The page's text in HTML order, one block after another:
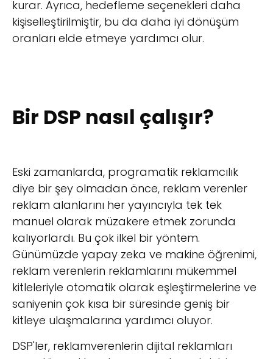
kurar. Ayrıca, hedefleme seçenekleri daha
kişiselleştirilmiştir, bu da daha iyi dönüşüm
oranları elde etmeye yardımcı olur.
Bir DSP nasıl çalışır?
Eski zamanlarda, programatik reklamcılık
diye bir şey olmadan önce, reklam verenler
reklam alanlarını her yayıncıyla tek tek
manuel olarak müzakere etmek zorunda
kalıyorlardı. Bu çok ilkel bir yöntem.
Günümüzde yapay zeka ve makine öğrenimi,
reklam verenlerin reklamlarını mükemmel
kitleleriyle otomatik olarak eşleştirmelerine ve
saniyenin çok kısa bir süresinde geniş bir
kitleye ulaşmalarına yardımcı oluyor.
DSP'ler, reklamverenlerin dijital reklamları